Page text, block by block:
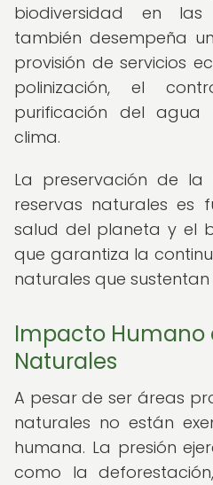
biodiversidad en las
también desempeña
provisión de servicios
polinización, el
purificación del
clima.
La preservación de la
reservas naturales es
salud del planeta y el
que garantiza la
naturales que
Impacto Humano
Naturales
A pesar de ser áreas
naturales no están
humana. La presión
como la